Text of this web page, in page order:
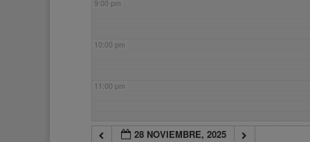
9:00 pm
10:00 pm
11:00 pm
28 NOVIEMBRE, 2025